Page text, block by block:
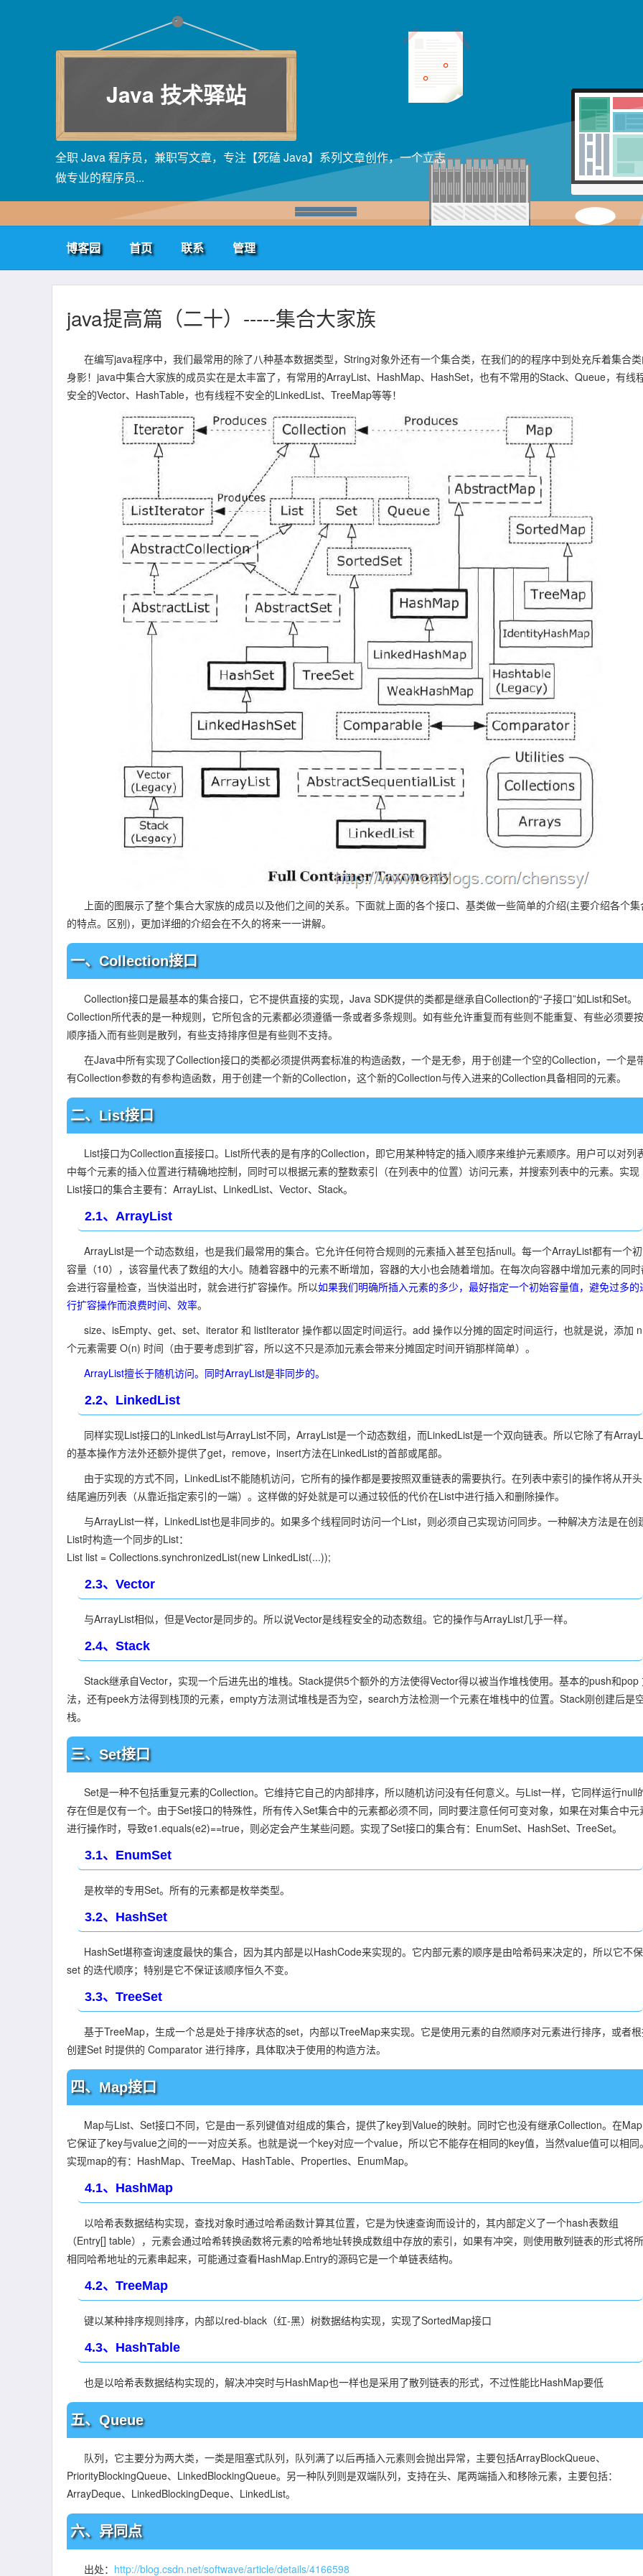
Java 技术驿站
全职 Java 程序员，兼职写文章，专注【死磕 Java】系列文章创作，一个立志
做专业的程序员...
博客园 首页 联系 管理
java提高篇（二十）-----集合大家族
在编写java程序中，我们最常用的除了八种基本数据类型，String对象外还有一个集合类，在我们的的程序中到处充斥着集合
身影！java中集合大家族的成员实在是太丰富了，有常用的ArrayList、HashMap、HashSet，也有不常用的Stack、Queue，有线
安全的Vector、HashTable，也有线程不安全的LinkedList、TreeMap等等！
上面的图展示了整个集合大家族的成员以及他们之间的关系。下面就上面的各个接口、基类做一些简单的介绍(主要介绍各个集
的特点。区别)，更加详细的介绍会在不久的将来一一讲解。
一、Collection接口
Collection接口是最基本的集合接口，它不提供直接的实现，Java SDK提供的类都是继承自Collection的“子接口”如List和Set。
Collection所代表的是一种规则，它所包含的元素都必须遵循一条或者多条规则。如有些允许重复而有些则不能重复、有些必须要
顺序插入而有些则是散列，有些支持排序但是有些则不支持。
在Java中所有实现了Collection接口的类都必须提供两套标准的构造函数，一个是无参，用于创建一个空的Collection，一个是
有Collection参数的有参构造函数，用于创建一个新的Collection，这个新的Collection与传入进来的Collection具备相同的元素。
二、List接口
List接口为Collection直接接口。List所代表的是有序的Collection，即它用某种特定的插入顺序来维护元素顺序。用户可以对列
中每个元素的插入位置进行精确地控制，同时可以根据元素的整数索引（在列表中的位置）访问元素，并搜索列表中的元素。实现
List接口的集合主要有：ArrayList、LinkedList、Vector、Stack。
2.1、ArrayList
ArrayList是一个动态数组，也是我们最常用的集合。它允许任何符合规则的元素插入甚至包括null。每一个ArrayList都有一个
容量（10），该容量代表了数组的大小。随着容器中的元素不断增加，容器的大小也会随着增加。在每次向容器中增加元素的同
会进行容量检查，当快溢出时，就会进行扩容操作。所以如果我们明确所插入元素的多少，最好指定一个初始容量值，避免过多的
行扩容操作而浪费时间、效率。
size、isEmpty、get、set、iterator 和 listIterator 操作都以固定时间运行。add 操作以分摊的固定时间运行，也就是说，添加 n
个元素需要 O(n) 时间（由于要考虑到扩容，所以这不只是添加元素会带来分摊固定时间开销那样简单）。
ArrayList擅长于随机访问。同时ArrayList是非同步的。
2.2、LinkedList
同样实现List接口的LinkedList与ArrayList不同，ArrayList是一个动态数组，而LinkedList是一个双向链表。所以它除了有
的基本操作方法外还额外提供了get，remove，insert方法在LinkedList的首部或尾部。
由于实现的方式不同，LinkedList不能随机访问，它所有的操作都是要按照双重链表的需要执行。在列表中索引的操作将从开
结尾遍历列表（从靠近指定索引的一端）。这样做的好处就是可以通过较低的代价在List中进行插入和删除操作。
与ArrayList一样，LinkedList也是非同步的。如果多个线程同时访问一个List，则必须自己实现访问同步。一种解决方法是在创
List时构造一个同步的List：
List list = Collections.synchronizedList(new LinkedList(...));
2.3、Vector
与ArrayList相似，但是Vector是同步的。所以说Vector是线程安全的动态数组。它的操作与ArrayList几乎一样。
2.4、Stack
Stack继承自Vector，实现一个后进先出的堆栈。Stack提供5个额外的方法使得Vector得以被当作堆栈使用。基本的push和pop
法，还有peek方法得到栈顶的元素，empty方法测试堆栈是否为空，search方法检测一个元素在堆栈中的位置。Stack刚创建后是
栈。
三、Set接口
Set是一种不包括重复元素的Collection。它维持它自己的内部排序，所以随机访问没有任何意义。与List一样，它同样运行null
存在但是仅有一个。由于Set接口的特殊性，所有传入Set集合中的元素都必须不同，同时要注意任何可变对象，如果在对集合中元
进行操作时，导致e1.equals(e2)==true，则必定会产生某些问题。实现了Set接口的集合有：EnumSet、HashSet、TreeSet。
3.1、EnumSet
是枚举的专用Set。所有的元素都是枚举类型。
3.2、HashSet
HashSet堪称查询速度最快的集合，因为其内部是以HashCode来实现的。它内部元素的顺序是由哈希码来决定的，所以它不
set 的迭代顺序；特别是它不保证该顺序恒久不变。
3.3、TreeSet
基于TreeMap，生成一个总是处于排序状态的set，内部以TreeMap来实现。它是使用元素的自然顺序对元素进行排序，或者
创建Set 时提供的 Comparator 进行排序，具体取决于使用的构造方法。
四、Map接口
Map与List、Set接口不同，它是由一系列键值对组成的集合，提供了key到Value的映射。同时它也没有继承Collection。在
它保证了key与value之间的一一对应关系。也就是说一个key对应一个value，所以它不能存在相同的key值，当然value值可以相同
实现map的有：HashMap、TreeMap、HashTable、Properties、EnumMap。
4.1、HashMap
以哈希表数据结构实现，查找对象时通过哈希函数计算其位置，它是为快速查询而设计的，其内部定义了一个hash表数组
（Entry[] table），元素会通过哈希转换函数将元素的哈希地址转换成数组中存放的索引，如果有冲突，则使用散列链表的形式将
相同哈希地址的元素串起来，可能通过查看HashMap.Entry的源码它是一个单链表结构。
4.2、TreeMap
键以某种排序规则排序，内部以red-black（红-黑）树数据结构实现，实现了SortedMap接口
4.3、HashTable
也是以哈希表数据结构实现的，解决冲突时与HashMap也一样也是采用了散列链表的形式，不过性能比HashMap要低
五、Queue
队列，它主要分为两大类，一类是阻塞式队列，队列满了以后再插入元素则会抛出异常，主要包括ArrayBlockQueue、
PriorityBlockingQueue、LinkedBlockingQueue。另一种队列则是双端队列，支持在头、尾两端插入和移除元素，主要包括：
ArrayDeque、LinkedBlockingDeque、LinkedList。
六、异同点
出处： http://blog.csdn.net/softwave/article/details/4166598